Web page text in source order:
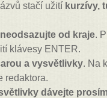
stačí užití kurzívy,
od kraje.
klávesy ENTER.
a vysvětlivky. Na
redaktora.
dávejte